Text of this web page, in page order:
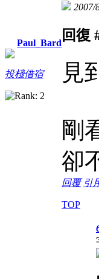
Paul_Bard
投棧借宿
2007/
回復
見
剛
卻
回覆 引
TOP